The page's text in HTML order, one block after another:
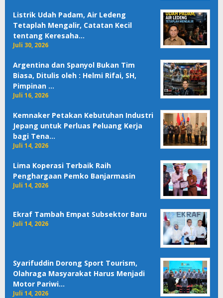
Listrik Udah Padam, Air Ledeng
Tetaplah Mengalir, Catatan Kecil
tentang Keresaha…
Juli 30, 2026
Argentina dan Spanyol Bukan Tim
Biasa, Ditulis oleh : Helmi Rifai, SH,
Pimpinan …
Juli 16, 2026
Kemnaker Petakan Kebutuhan Industri
Jepang untuk Perluas Peluang Kerja
bagi Tena…
Juli 14, 2026
Lima Koperasi Terbaik Raih
Penghargaan Pemko Banjarmasin
Juli 14, 2026
Ekraf Tambah Empat Subsektor Baru
Juli 14, 2026
Syarifuddin Dorong Sport Tourism,
Olahraga Masyarakat Harus Menjadi
Motor Pariwi…
Juli 14, 2026